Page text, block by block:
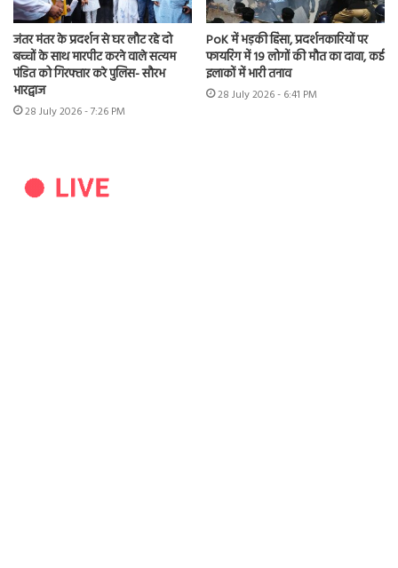
जंतर मंतर के प्रदर्शन से घर लौट रहे दो
बच्चों के साथ मारपीट करने वाले सत्यम
पंडित को गिरफ्तार करे पुलिस- सौरभ
भारद्वाज
28 July 2026 - 7:26 PM
PoK में भड़की हिंसा, प्रदर्शनकारियों पर
फायरिंग में 19 लोगों की मौत का दावा, कई
इलाकों में भारी तनाव
28 July 2026 - 6:41 PM